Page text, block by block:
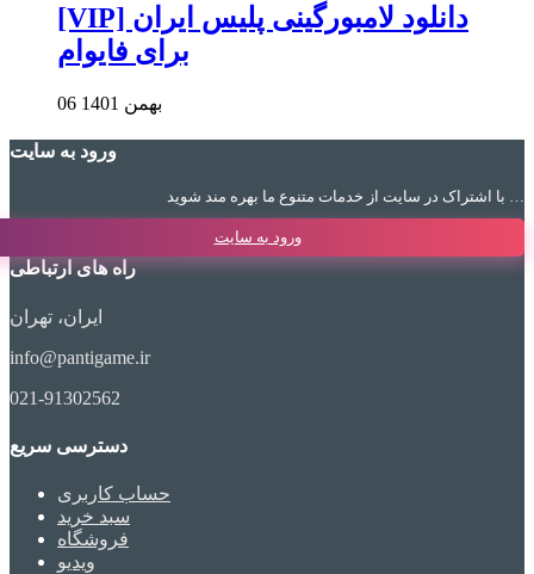
[VIP] دانلود لامبورگینی پلیس ایران
برای فایوام
06 بهمن 1401
ورود به سایت
با اشتراک در سایت از خدمات متنوع ما بهره مند شوید …
ورود به سایت
راه های ارتباطی
ایران، تهران
info@pantigame.ir
021-91302562
دسترسی سریع
حساب کاربری
سبد خرید
فروشگاه
ویدیو